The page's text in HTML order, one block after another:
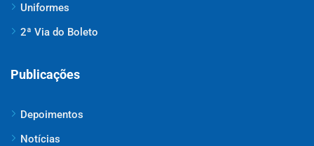
Uniformes
2ª Via do Boleto
Publicações
Depoimentos
Notícias